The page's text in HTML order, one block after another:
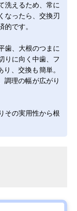
洗えるため、常に
なったら、交換刃
です。
歯、大根のつまに
りに向く中歯、フ
、交換も簡単。
調理の幅が広がり
その実用性から根